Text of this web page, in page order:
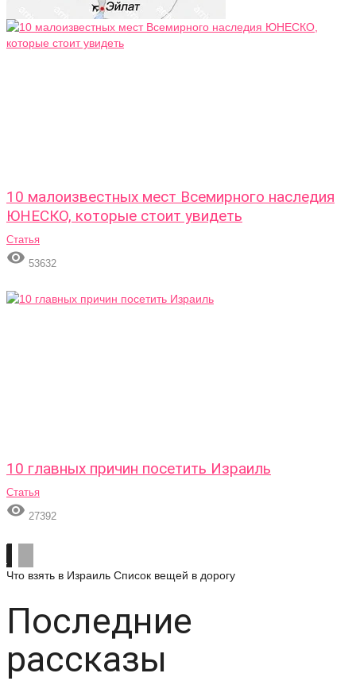
10 малоизвестных мест Всемирного наследия
ЮНЕСКО, которые стоит увидеть
Статья
 53632
10 главных причин посетить Израиль
Статья
 27392
Что взять в Израиль Список вещей в дорогу
Последние
рассказы